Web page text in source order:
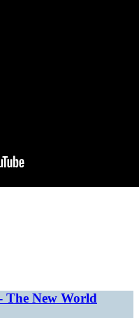
The New World